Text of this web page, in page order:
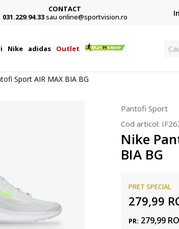
CONTACT
031.229.94.33sau online@sportvision.ro
Nike adidas Outlet
Sport AIR MAX BIA BG
Pantofi Sport
Cod articol:
Nike
BIA BG
PRET SPECIAL
279,99
PR: 279,99